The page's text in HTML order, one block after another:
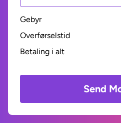
Gebyr
Overførselstid
Betaling i alt
Send